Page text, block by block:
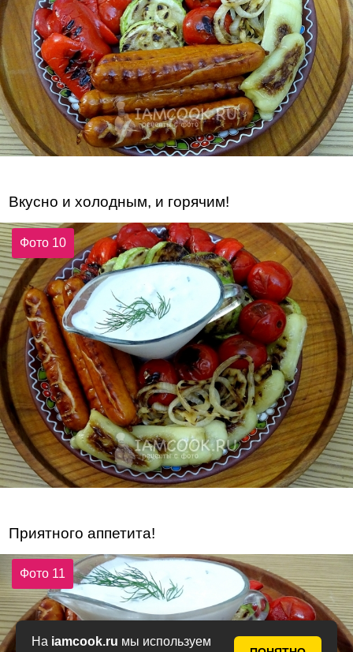
На iamcook.ru мы используем
Вкусно и холодным, и горячим!
Фото 10
Приятного аппетита!
Фото 11